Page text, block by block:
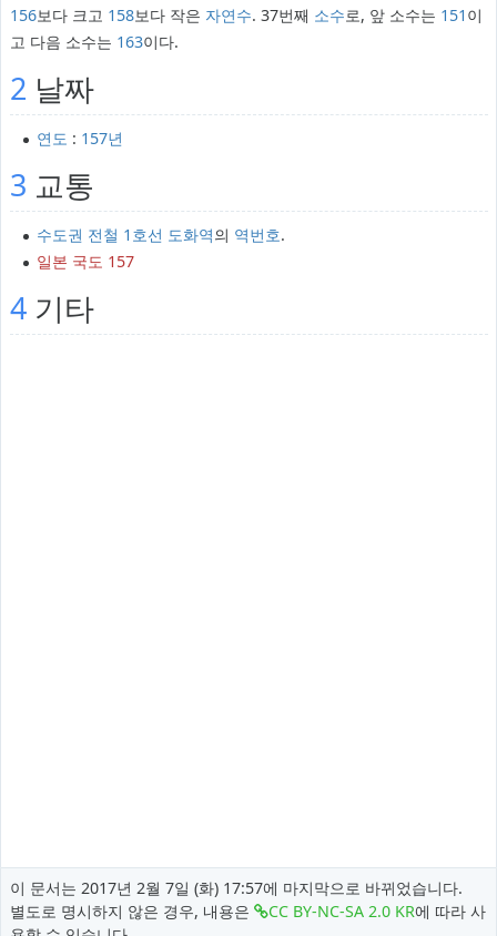
156보다 크고 158보다 작은 자연수. 37번째 소수로, 앞 소수는 151 이
고 다음 소수는 163이다.
2 날짜
연도 : 157년
3 교통
수도권 전철 1호선 도화역의 역번호.
일본 국도 157
4기타
이 문서는 2017년 2월 7일 (화) 17:57에 마지막으로 바뀌었습니다.
별도로 명시하지 않은 경우, 내용은
CC BY-NC-SA 2.0 KR에 따라 사